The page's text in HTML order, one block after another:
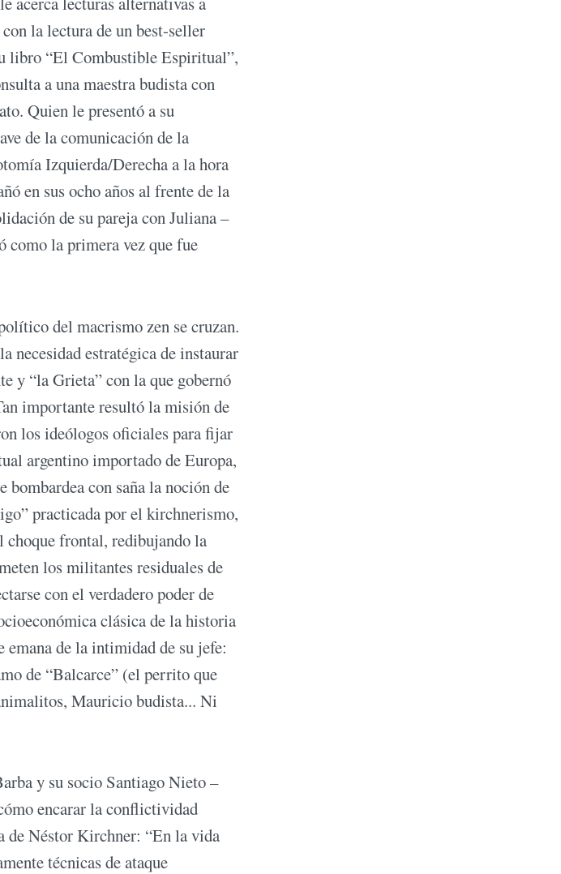
la lectura de un best-seller
libro “El Combustible Espiritual”,
a una maestra budista con
Quien le presentó a su
de la comunicación de la
Izquierda/Derecha a la hora
en sus ocho años al frente de la
de su pareja con Juliana –
como la primera vez que fue
del macrismo zen se cruzan.
necesidad estratégica de instaurar
y “la Grieta” con la que gobernó
importante resultó la misión de
los ideólogos oficiales para fijar
argentino importado de Europa,
con saña la noción de
practicada por el kirchnerismo,
choque frontal, redibujando la
los militantes residuales de
con el verdadero poder de
clásica de la historia
de la intimidad de su jefe:
de “Balcarce” (el perrito que
Mauricio budista... Ni
y su socio Santiago Nieto –
encarar la conflictividad
de Néstor Kirchner: “En la vida
técnicas de ataque